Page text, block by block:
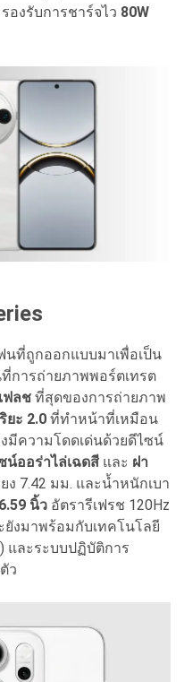
องรับการชาร์จไว 80W
นที่ถูกออกแบบมาเพื่อเป็น
การถ่ายภาพพอร์ตเทรต
ฟลช ที่สุดของการถ่ายภาพ
ยะ 2.0 ที่ทำหน้าที่เหมือน
มีความโดดเด่นด้วยดีไซน์
น์ออร่าไล่เฉดสี และ ฝา
ง 7.42 มม. และน้ำหนักเบา
นิ้ว อัตรารีเฟรช 120Hz
ยังมาพร้อมกับเทคโนโลยี
และระบบปฏิบัติการ
ว